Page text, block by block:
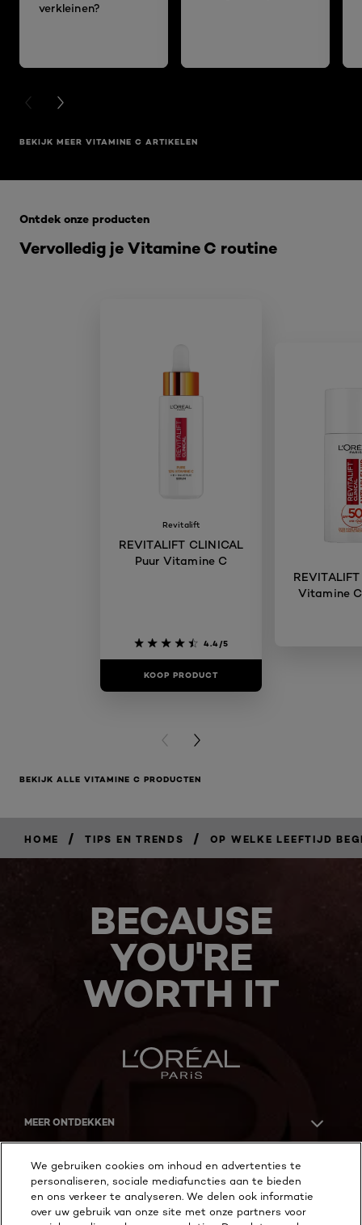
verkleinen?
PREVIOUS CARD
NEXT CARD
BEKIJK MEER VITAMINE C ARTIKELEN
Vervolledig je Vitamine C routine
Ontdek onze producten
Revitalift
REVITALIFT CLINICAL
Puur Vitamine C
4.4/5
KOOP PRODUCT
Vitamine
PREVIOUS CARD
NEXT CARD
BEKIJK ALLE VITAMINE C PRODUCTEN
HOME / TIPS EN TRENDS / OP WELKE LEEFTIJD
BECAUSE
YOU'RE
WORTH IT
MEER ONTDEKKEN
We gebruiken cookies om inhoud en advertenties te
personaliseren, sociale mediafuncties aan te bieden
en ons verkeer te analyseren. We delen ook informatie
over uw gebruik van onze site met onze partners voor